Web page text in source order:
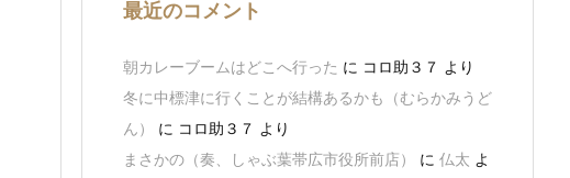
最近のコメント
朝カレーブームはどこへ行った に コロ助３７ より
冬に中標津に行くことが結構あるかも（むらかみうど
ん）
に コロ助３７ より
まさかの（奏、しゃぶ葉帯広市役所前店）
に 仏太 よ